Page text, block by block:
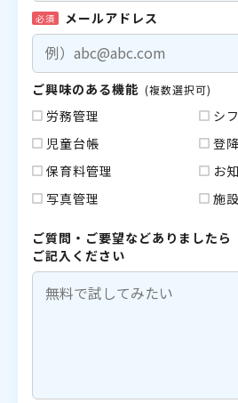
必須 メールアドレス
ご興味のある機能 (複数選択可)
労務管理
シ
児童台帳
登
保育料管理
お
写真管理
施
ご質問・ご要望などありましたら
ご記入ください